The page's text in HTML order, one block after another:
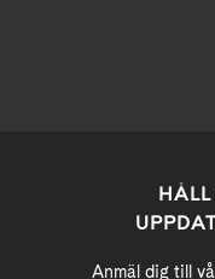
HÅLL
Anmäl dig till